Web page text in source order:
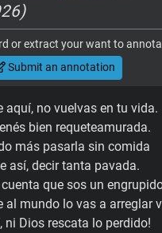
or extract your want to
Submit an annotation
aquí, no vuelvas en tu vida.
bien requeteamurada.
más pasarla sin comida
así, decir tanta pavada.
que sos un
al mundo lo vas a arreglar
ni Dios rescata lo perdido!